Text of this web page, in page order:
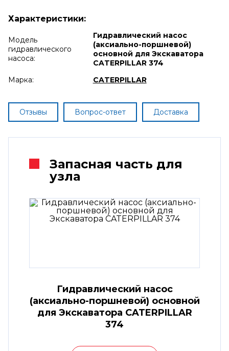
Характеристики:
Модель
гидравлического
насоса:
Гидравлический насос
(аксиально-поршневой)
основной для Экскаватора
CATERPILLAR 374
Марка:
CATERPILLAR
Отзывы Вопрос-ответ Доставка
Запасная часть для
узла
Гидравлический насос
(аксиально-поршневой) основной
для Экскаватора CATERPILLAR
374